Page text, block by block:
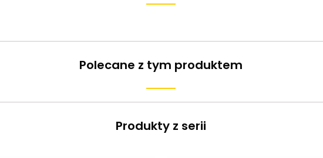
Polecane z tym produktem
Produkty z serii